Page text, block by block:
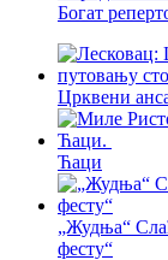
Богат
Црквени
Ћаци
„Жудња“
фесту“